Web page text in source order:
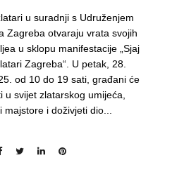
u suradnji s Udruženjem
Zagreba otvaraju vrata svojih
u sklopu manifestacije „Sjaj
Zagreba“. U petak, 28.
od 10 do 19 sati, građani će
u svijet zlatarskog umijeća,
majstore i doživjeti dio...